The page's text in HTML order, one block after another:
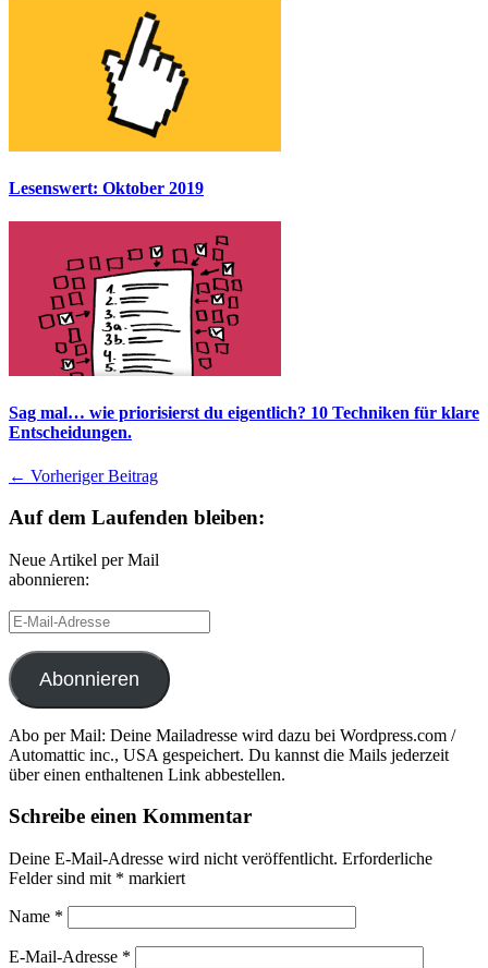
Lesenswert: Oktober 2019
Sag mal… wie priorisierst du eigentlich? 10 Techniken für klare
Entscheidungen.
← Vorheriger Beitrag
Auf dem Laufenden bleiben:
Neue Artikel per Mail
abonnieren:
E-
Mail-
Adresse
Abonnieren
Abo per Mail: Deine Mailadresse wird dazu bei Wordpress.com /
Automattic inc., USA gespeichert. Du kannst die Mails jederzeit
über einen enthaltenen Link abbestellen.
Schreibe einen Kommentar
Deine E-Mail-Adresse wird nicht veröffentlicht. Erforderliche
Felder sind mit * markiert
Name *
E-Mail-Adresse *